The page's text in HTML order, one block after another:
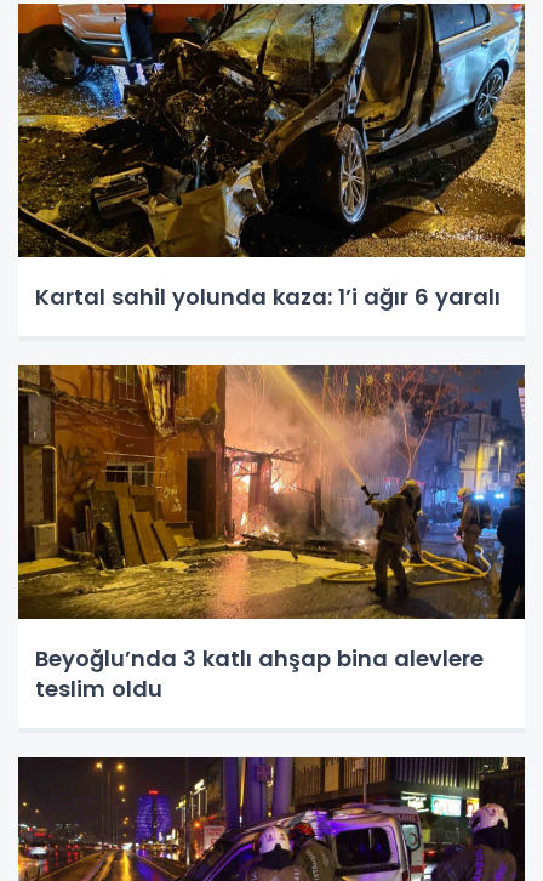
Kartal sahil yolunda kaza: 1’i ağır 6 yaralı
Beyoğlu’nda 3 katlı ahşap bina alevlere
teslim oldu